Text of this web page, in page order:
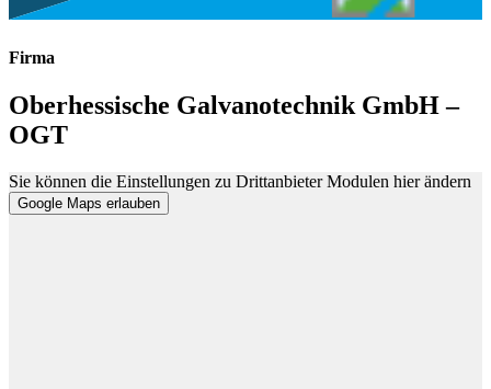
Firma
Oberhessische Galvanotechnik GmbH –
OGT
Sie können die Einstellungen zu Drittanbieter Modulen hier ändern
Google Maps erlauben